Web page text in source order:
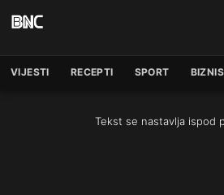
VIJESTI RECEPTI SPORT BIZNIS
Tekst se nastavlja ispod